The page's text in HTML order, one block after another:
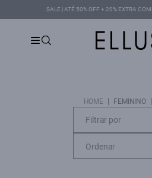
SALE | ATÉ 50% OFF + 20% EXTRA
HOME | FEMININO |
Filtrar por